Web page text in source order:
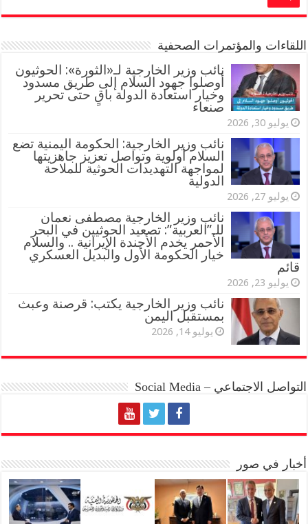
اللقاءات والمؤتمرات الصحفية
‏نائب وزير الخارجية لـ«الثورة»: الحوثيون
أوصلوا جهود السلام إلى طريق مسدود
وخيار استعادة الدولة باقٍ حتى تحرير
صنعاء
يوليو 30, 2026
نائب وزير الخارجية: الحكومة اليمنية تضع
السلام أولوية وتواصل تعزيز جاهزيتها
لمواجهة التهديدات الحوثية للملاحة
الدولية
يوليو 27, 2026
نائب وزير الخارجية مصطفى نعمان
للـ”العربية”: تصعيد الحوثيين في البحر
الأحمر يخدم الأجندة الإيرانية .. والسلام
خيار الحكومة الأول والبديل العسكري
قائم
يوليو 23, 2026
نائب وزير الخارجية يكتب: قرصنة وعبث
بمستقبل اليمن
يوليو 14, 2026
التواصل الاجتماعي – Social Media
أخبار في صور